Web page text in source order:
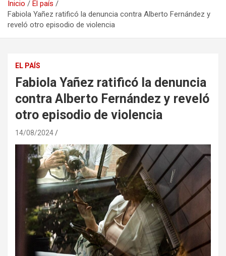
Inicio
El país
Fabiola Yañez ratificó la denuncia contra Alberto Fernández y
reveló otro episodio de violencia
EL PAÍS
Fabiola Yañez ratificó la denuncia
contra Alberto Fernández y reveló
otro episodio de violencia
14/08/2024